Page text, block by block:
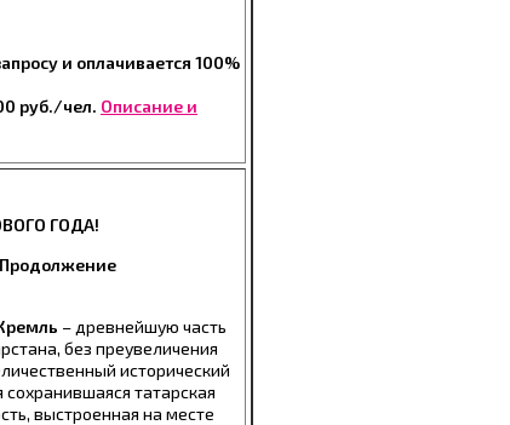
и оплачивается 100%
руб./чел. Описание и
ГОДА!
– древнейшую часть
без преувеличения
исторический
татарская
выстроенная на месте